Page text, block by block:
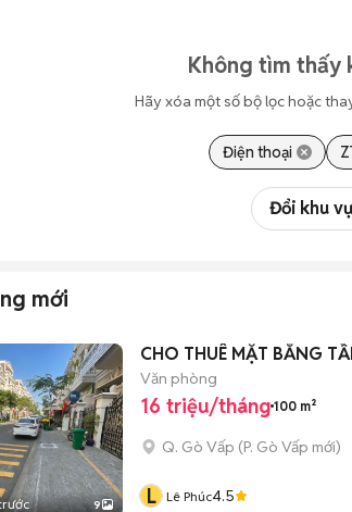
Không tìm thấy
Hãy xóa một số bộ lọc hoặc
Điện thoại
Đổi khu
mới
9
CHO THUÊ MẶT BẰNG
Văn phòng
16 triệu/tháng 100 m²
Q. Gò Vấp (P. Gò Vấp mới)
L Lê Phúc4.5